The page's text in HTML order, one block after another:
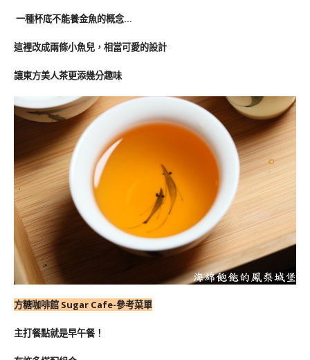
一種杯底不能養金魚的概念…
這裡改成兩條小魚兒，相當可愛的設計
讓東方美人茶更添幾分趣味
方糖咖啡館 Sugar Cafe-參考菜單
主打餐點就是早午餐！